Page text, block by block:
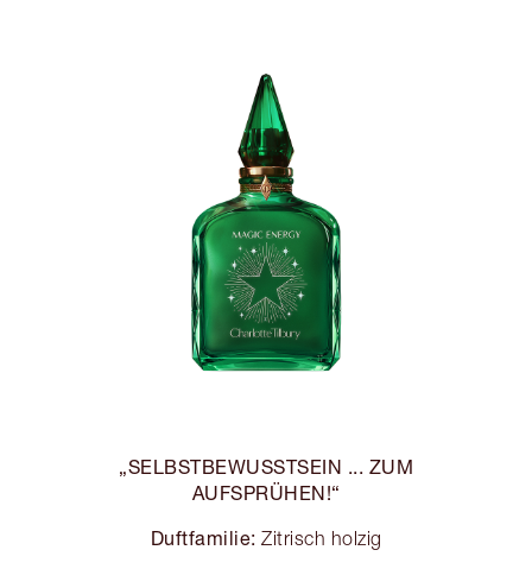
„SELBSTBEWUSSTSEIN ... ZUM
AUFSPRÜHEN!“
Duftfamilie: Zitrisch holzig